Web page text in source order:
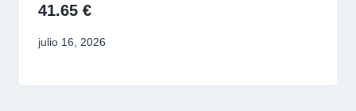
41.65 €
julio 16, 2026